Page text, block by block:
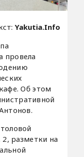
Yakutia.Info
провела
Об этом
2, разметки на